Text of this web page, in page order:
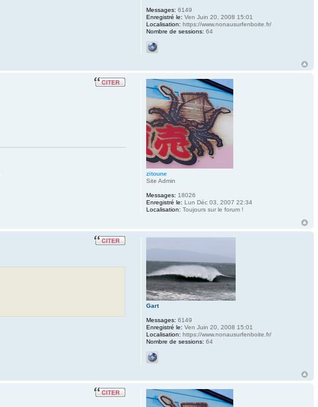
Messages: 6149
Enregistré le: Ven Juin 20, 2008 15:01
Localisation: https://www.nonausurfenboite.fr/
Nombre de sessions: 64
zitoune
Site Admin
Messages: 18026
Enregistré le: Lun Déc 03, 2007 22:34
Localisation: Toujours sur le forum !
Gart
Messages: 6149
Enregistré le: Ven Juin 20, 2008 15:01
Localisation: https://www.nonausurfenboite.fr/
Nombre de sessions: 64